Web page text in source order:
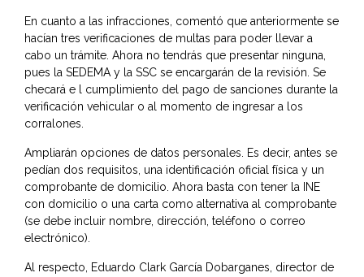
En cuanto a las infracciones, comentó que anteriormente se
hacían tres verificaciones de multas para poder llevar a
cabo un trámite. Ahora no tendrás que presentar ninguna,
pues la SEDEMA y la SSC se encargarán de la revisión. Se
checará e l cumplimiento del pago de sanciones durante la
verificación vehicular o al momento de ingresar a los
corralones.
Ampliarán opciones de datos personales. Es decir, antes se
pedían dos requisitos, una identificación oficial física y un
comprobante de domicilio. Ahora basta con tener la INE
con domicilio o una carta como alternativa al comprobante
(se debe incluir nombre, dirección, teléfono o correo
electrónico).
Al respecto, Eduardo Clark García Dobarganes, director de